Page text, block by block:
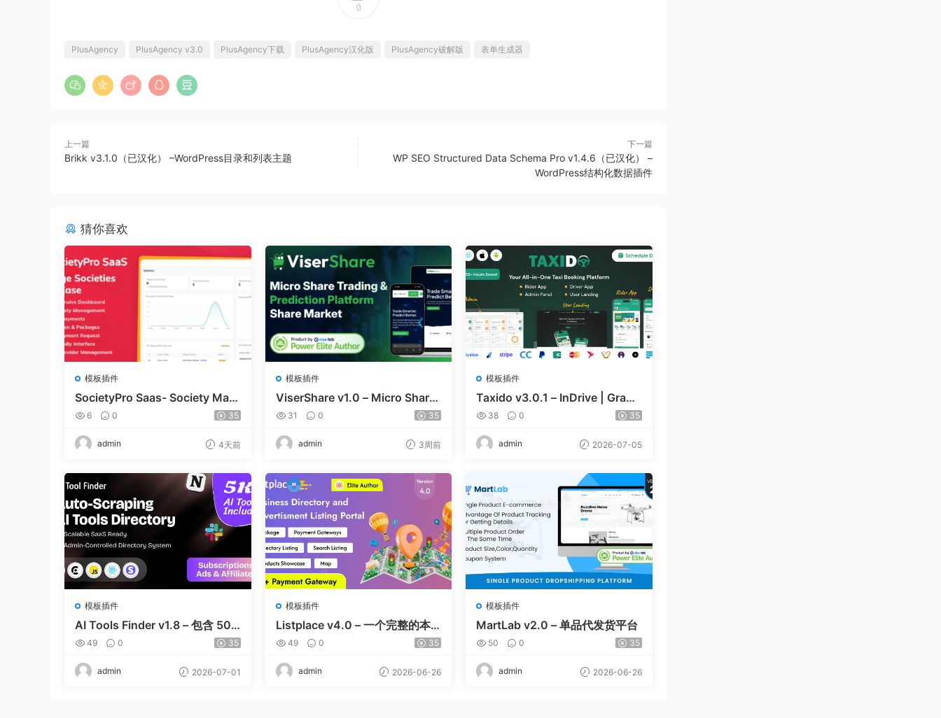
0
PlusAgency PlusAgency v3.0 PlusAgency下载 PlusAgency汉化版 PlusAgency破解版 表单生成器
上一篇
Brikk v3.1.0（已汉化） –WordPress目录和列表主题
下一篇
WP SEO Structured Data Schema Pro v1.4.6（已汉化） –
WordPress结构化数据插件
猜你喜欢
模板插件
SocietyPro Saas- Society Man
agement Software v1.0.73
6 0 35
admin 4天前
模板插件
ViserShare v1.0 – Micro Share
Trading And Prediction Platfor
31 0 35
admin 3周前
模板插件
Taxido v3.0.1 – InDrive | Grab |
Uber Clone | Taxi Booking wit
el
38 0 35
admin 2026-07-05
模板插件
AI Tools Finder v1.8 – 包含 500
0 多种工具、订阅、广告和联盟
49 0 35
admin 2026-07-01
模板插件
Listplace v4.0 – 一个完整的本
地商家名录平台
49 0 35
admin 2026-06-26
模板插件
MartLab v2.0 – 单品代发货平台
50 0 35
admin 2026-06-26